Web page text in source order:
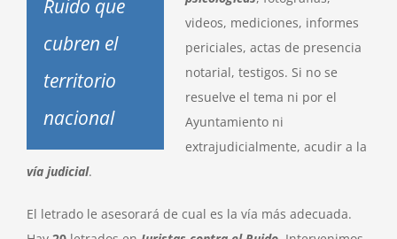
Ruido que
cubren el
territorio
nacional
videos, mediciones, informes
periciales, actas de presencia
notarial, testigos. Si no se
resuelve el tema ni por el
Ayuntamiento ni
extrajudicialmente, acudir a la
vía judicial.
El letrado le asesorará de cual es la vía más adecuada.